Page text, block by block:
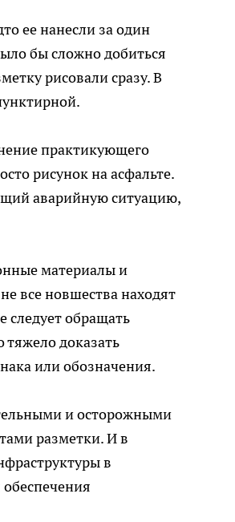
ее нанесли за один
бы сложно добиться
рисовали сразу. В
практикующего
рисунок на асфальте.
аварийную ситуацию,
материалы и
все новшества находят
следует обращать
доказать
или обозначения.
и осторожными
разметки. И в
в